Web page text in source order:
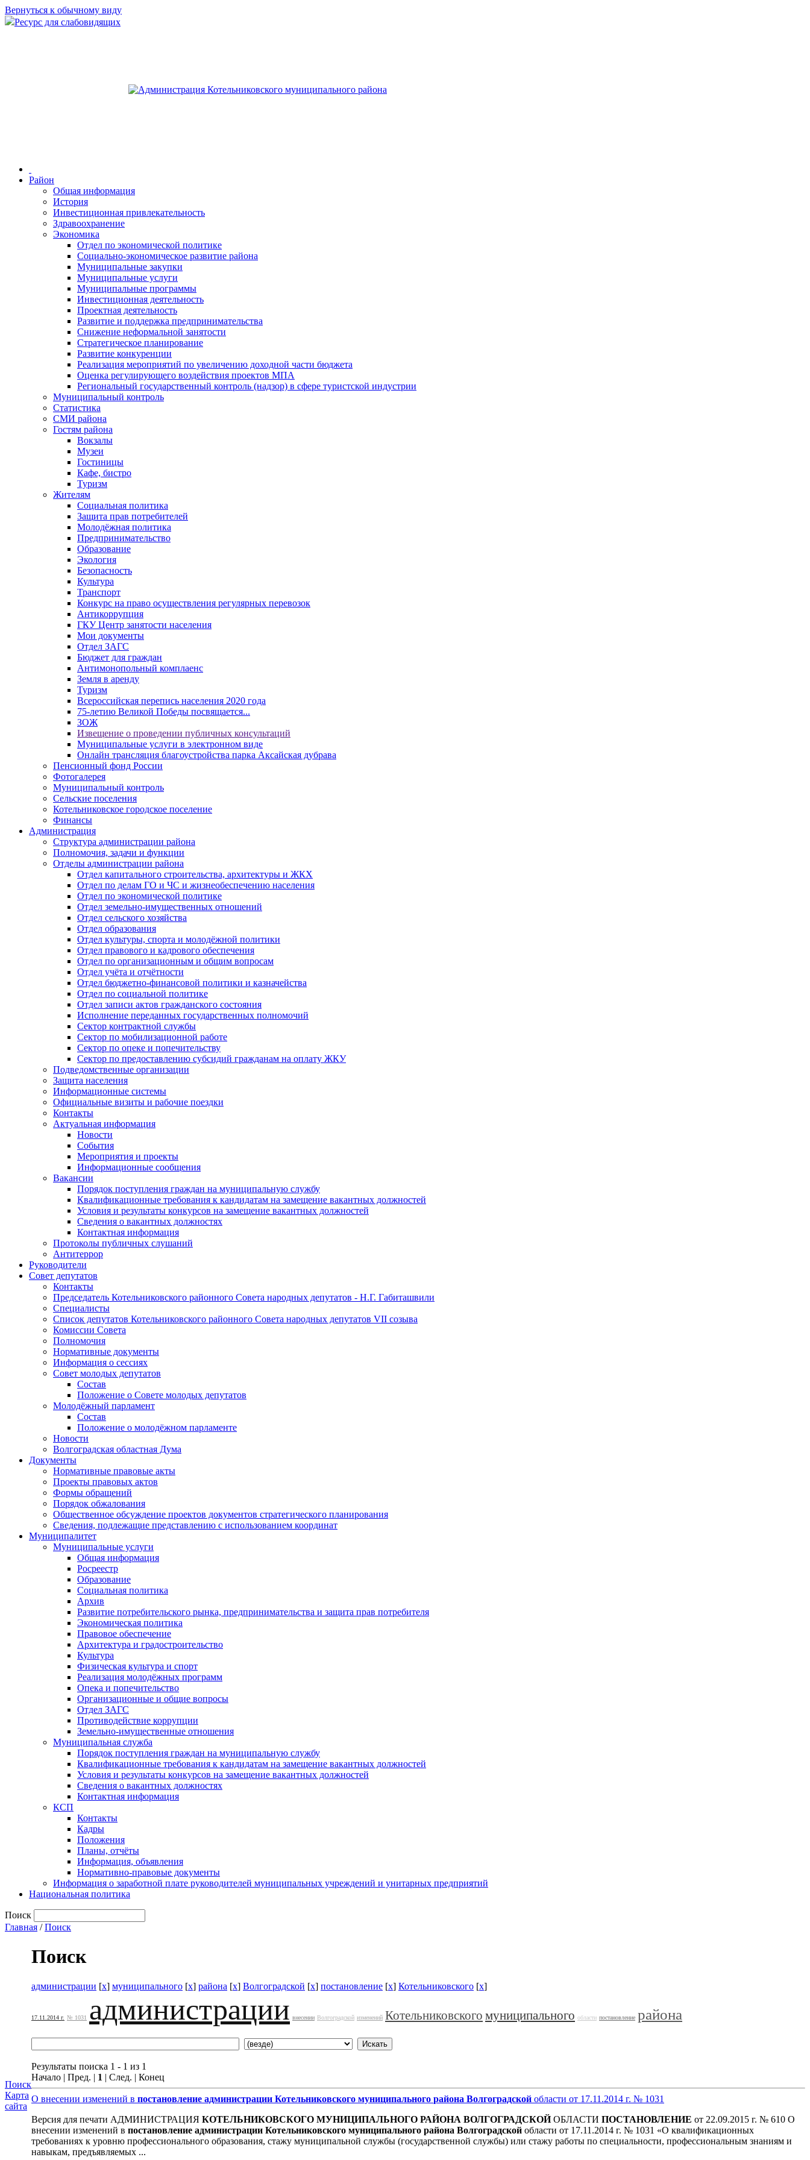
Вернуться к обычному виду
Ресурс для слабовидящих
Район
Общая информация
История
Инвестиционная привлекательность
Здравоохранение
Экономика
Отдел по экономической политике
Социально-экономическое развитие района
Муниципальные закупки
Муниципальные услуги
Муниципальные программы
Инвестиционная деятельность
Проектная деятельность
Развитие и поддержка предпринимательства
Снижение неформальной занятости
Стратегическое планирование
Развитие конкуренции
Реализация мероприятий по увеличению доходной части бюджета
Оценка регулирующего воздействия проектов МПА
Региональный государственный контроль (надзор) в сфере туристской индустрии
Муниципальный контроль
Статистика
СМИ района
Гостям района
Вокзалы
Музеи
Гостиницы
Кафе, бистро
Туризм
Жителям
Социальная политика
Защита прав потребителей
Молодёжная политика
Предпринимательство
Образование
Экология
Безопасность
Культура
Транспорт
Конкурс на право осуществления регулярных перевозок
Антикоррупция
ГКУ Центр занятости населения
Мои документы
Отдел ЗАГС
Бюджет для граждан
Антимонопольный комплаенс
Земля в аренду
Туризм
Всероссийская перепись населения 2020 года
75-летию Великой Победы посвящается...
ЗОЖ
Извещение о проведении публичных консультаций
Муниципальные услуги в электронном виде
Онлайн трансляция благоустройства парка Аксайская дубрава
Пенсионный фонд России
Фотогалерея
Муниципальный контроль
Сельские поселения
Котельниковское городское поселение
Финансы
Администрация
Структура администрации района
Полномочия, задачи и функции
Отделы администрации района
Отдел капитального строительства, архитектуры и ЖКХ
Отдел по делам ГО и ЧС и жизнеобеспечению населения
Отдел по экономической политике
Отдел земельно-имущественных отношений
Отдел сельского хозяйства
Отдел образования
Отдел культуры, спорта и молодёжной политики
Отдел правового и кадрового обеспечения
Отдел по организационным и общим вопросам
Отдел учёта и отчётности
Отдел бюджетно-финансовой политики и казначейства
Отдел по социальной политике
Отдел записи актов гражданского состояния
Исполнение переданных государственных полномочий
Сектор контрактной службы
Сектор по мобилизационной работе
Сектор по опеке и попечительству
Сектор по предоставлению субсидий гражданам на оплату ЖКУ
Подведомственные организации
Защита населения
Информационные системы
Официальные визиты и рабочие поездки
Контакты
Актуальная информация
Новости
События
Мероприятия и проекты
Информационные сообщения
Вакансии
Порядок поступления граждан на муниципальную службу
Квалификационные требования к кандидатам на замещение вакантных должностей
Условия и результаты конкурсов на замещение вакантных должностей
Сведения о вакантных должностях
Контактная информация
Протоколы публичных слушаний
Антитеррор
Руководители
Совет депутатов
Контакты
Председатель Котельниковского районного Совета народных депутатов - Н.Г. Габиташвили
Специалисты
Список депутатов Котельниковского районного Совета народных депутатов VII созыва
Комиссии Совета
Полномочия
Нормативные документы
Информация о сессиях
Совет молодых депутатов
Состав
Положение о Совете молодых депутатов
Молодёжный парламент
Состав
Положение о молодёжном парламенте
Новости
Волгоградская областная Дума
Документы
Нормативные правовые акты
Проекты правовых актов
Формы обращений
Порядок обжалования
Общественное обсуждение проектов документов стратегического планирования
Сведения, подлежащие представлению с использованием координат
Муниципалитет
Муниципальные услуги
Общая информация
Росреестр
Образование
Социальная политика
Архив
Развитие потребительского рынка, предпринимательства и защита прав потребителя
Экономическая политика
Правовое обеспечение
Архитектура и градостроительство
Культура
Физическая культура и спорт
Реализация молодёжных программ
Опека и попечительство
Организационные и общие вопросы
Отдел ЗАГС
Противодействие коррупции
Земельно-имущественные отношения
Муниципальная служба
Порядок поступления граждан на муниципальную службу
Квалификационные требования к кандидатам на замещение вакантных должностей
Условия и результаты конкурсов на замещение вакантных должностей
Сведения о вакантных должностях
Контактная информация
КСП
Контакты
Кадры
Положения
Планы, отчёты
Информация, объявления
Нормативно-правовые документы
Информация о заработной плате руководителей муниципальных учреждений и унитарных предприятий
Национальная политика
Поиск
Главная /Поиск
Поиск
Карта
сайта
Поиск
администрации [x] муниципального [x] района [x] Волгоградской [x] постановление [x] Котельниковского [x]
17.11.2014 г. № 1031 администрации внесении Волгоградской изменений Котельниковского муниципального области постановление района
Результаты поиска 1 - 1 из 1
Начало | Пред. | 1 | След. | Конец
О внесении изменений в постановление администрации Котельниковского муниципального района Волгоградской области от 17.11.2014 г. № 1031
Версия для печати АДМИНИСТРАЦИЯ КОТЕЛЬНИКОВСКОГО МУНИЦИПАЛЬНОГО РАЙОНА ВОЛГОГРАДСКОЙОБЛАСТИ ПОСТАНОВЛЕНИЕ от 22.09.2015 г. № 610 О
внесении изменений в постановление администрации Котельниковского муниципального района Волгоградской области от 17.11.2014 г. № 1031 «О квалификационных
требованиях к уровню профессионального образования, стажу муниципальной службы (государственной службы) или стажу работы по специальности, профессиональным знаниям и
навыкам, предъявляемых ...